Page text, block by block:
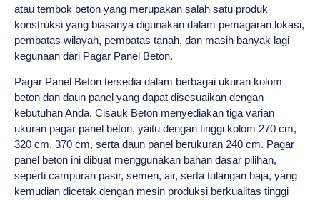
atau tembok beton yang merupakan salah satu produk
konstruksi yang biasanya digunakan dalam pemagaran lokasi,
pembatas wilayah, pembatas tanah, dan masih banyak lagi
kegunaan dari Pagar Panel Beton.
Pagar Panel Beton tersedia dalam berbagai ukuran kolom
beton dan daun panel yang dapat disesuaikan dengan
kebutuhan Anda. Cisauk Beton menyediakan tiga varian
ukuran pagar panel beton, yaitu dengan tinggi kolom 270 cm,
320 cm, 370 cm, serta daun panel berukuran 240 cm. Pagar
panel beton ini dibuat menggunakan bahan dasar pilihan,
seperti campuran pasir, semen, air, serta tulangan baja, yang
kemudian dicetak dengan mesin produksi berkualitas tinggi